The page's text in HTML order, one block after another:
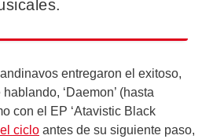
entregaron el exitoso,
‘Daemon’ (hasta
con el EP ‘Atavistic Black
ciclo antes de su siguiente paso,